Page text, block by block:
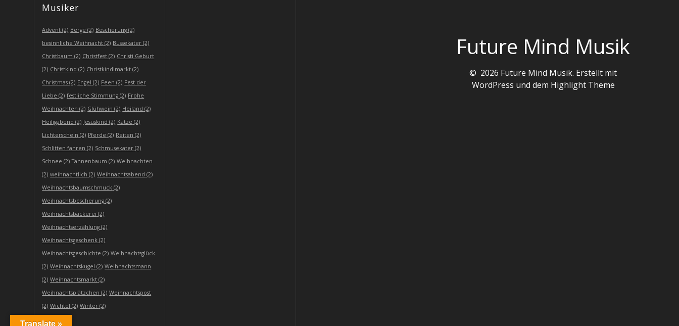
Musiker
Advent (2) Berge (2) Bescherung (2)
besinnliche Weihnacht (2) Bussekater (2)
Christbaum (2) Christfest (2) Christi Geburt
(2) Christkind (2) Christkindlmarkt (2)
Christmas (2) Engel (2) Feen (2) Fest der
Liebe (2) festliche Stimmung (2) Frohe
Weihnachten (2) Glühwein (2) Heiland (2)
Heiligabend (2) Jesuskind (2) Katze (2)
Lichterschein (2) Pferde (2) Reiten (2)
Schlitten fahren (2) Schmusekater (2)
Schnee (2) Tannenbaum (2) Weihnachten
(2) weihnachtlich (2) Weihnachtsabend (2)
Weihnachtsbaumschmuck (2)
Weihnachtsbescherung (2)
Weihnachtsbäckerei (2)
Weihnachtserzählung (2)
Weihnachtsgeschenk (2)
Weihnachtsgeschichte (2) Weihnachtsglück
(2) Weihnachtskugel (2) Weihnachtsmann
(2) Weihnachtsmarkt (2)
Weihnachtsplätzchen (2) Weihnachtspost
(2) Wichtel (2) Winter (2)
Future Mind Musik
© 2026 Future Mind Musik. Erstellt mit
WordPress und dem Highlight Theme
Translate »